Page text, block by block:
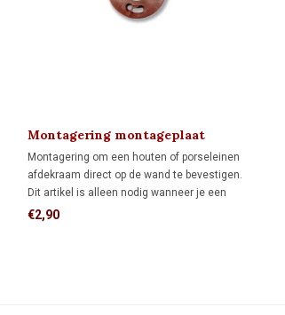
Montagering montageplaat
Montagering om een houten of porseleinen
afdekraam direct op de wand te bevestigen.
Dit artikel is alleen nodig wanneer je een
FONTINI-afdekraam als montageplaat voor
€2,90